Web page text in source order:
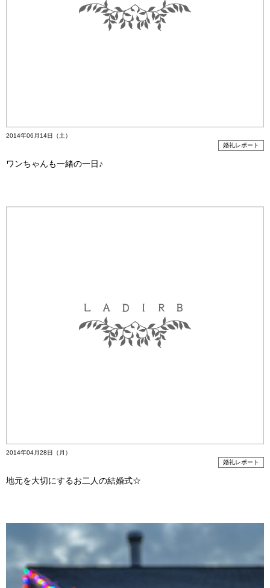
2014年06月14日（土）
婚礼レポート
ワンちゃんも一緒の一日♪
2014年04月28日（月）
婚礼レポート
地元を大切にするお二人の結婚式☆